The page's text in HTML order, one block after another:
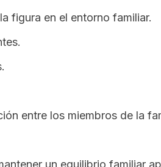
figura en el entorno familiar.
entre los miembros de la
un equilibrio familiar